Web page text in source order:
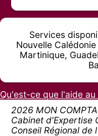
Services
Nouvelle
Martinique,
Qu'est-ce que l'aide
2026 MON
Cabinet d'Expertise
Conseil Régional de